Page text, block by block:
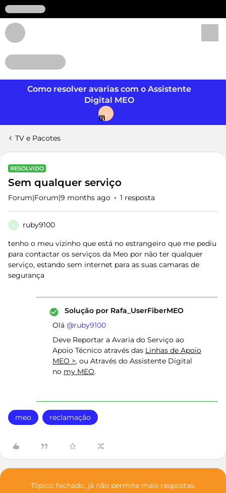
Como resolver avarias com o Assistente
Digital MEO
J
TV e Pacotes
RESOLVIDO
Sem qualquer serviço
Forum|Forum|9 months ago 1 resposta
R ruby9100
tenho o meu vizinho que está no estrangeiro que me pediu
para contactar os serviços da Meo por não ter qualquer
serviço, estando sem internet para as suas camaras de
segurança
Solução por Rafa_UserFiberMEO
Olá ​ @ruby9100
Deve Reportar a Avaria do Serviço ao
Apoio Técnico através das Linhas de Apoio
MEO >, ou Através do Assistente Digital
no my MEO.
meo reclamação
Tópico fechado, já não permite mais respostas.